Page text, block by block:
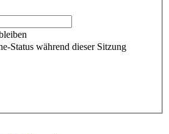
Status während dieser Sitzung